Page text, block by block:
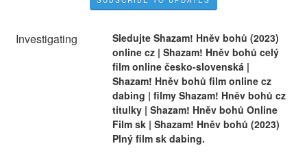
Investigating
Sledujte Shazam! Hněv bohů (2023)
online cz | Shazam! Hněv bohů celý
film online česko-slovenská |
Shazam! Hněv bohů film online cz
dabing | filmy Shazam! Hněv bohů cz
titulky | Shazam! Hněv bohů Online
Film sk | Shazam! Hněv bohů (2023)
Plný film sk dabing.